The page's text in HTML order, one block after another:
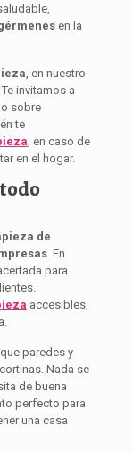
en la
, en nuestro
invitamos a
sobre
te
, en caso de
en el hogar.
de
. En
para
accesibles,
paredes y
Nada se
de buena
perfecto para
una casa